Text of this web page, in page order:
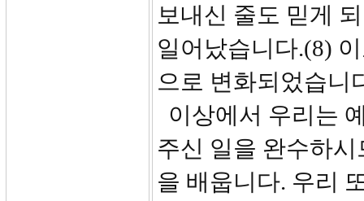
보내신 줄도 믿게
일어났습니다.(8)
으로 변화되었습니
이상에서 우리는
주신 일을 완수하
을 배웁니다. 우리